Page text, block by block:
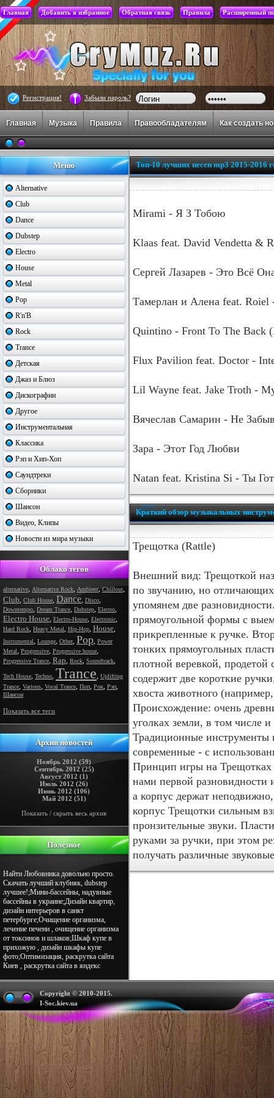
Главная Добавить в избранное Обратная связь Правила Расширенный
Регистрация! Забыли пароль?
Главная Музыка Правила Правообладателям Как создать
Меню
Alternative
Club
Dance
Dubstep
Electro
House
Metal
Pop
R'n'B
Rock
Trance
Детская
Джаз и Блюз
Дискографии
Другое
Инструментальная
Классика
Рэп и Хип-Хоп
Саундтреки
Сборники
Шансон
Видео, Клипы
Новости из мира музыки
Облако тегов
alternative, Alternative Rock, Ambient, Chillout,
Club, Club House, Dance, Disco,
Downtempo, Dream Trance, Dubstep, Electro,
Electro House, Electro-House, Electronic,
Hard Rock, Heavy Metal, Hip-Hop, House,
Instrumental, Lounge, Other, Pop, Power
Metal, Progressive, Progressive house,
Progressive Trance, Rap, Rock, Soundtrack,
Tech House, Techno, Trance, Uplifting
Trance, Various, Vocal Trance, Поп, Рок, Рэп,
Шансон
Показать все теги
Архив новостей
Ноябрь 2012 (59)
Сентябрь 2012 (25)
Август 2012 (1)
Июль 2012 (26)
Июнь 2012 (106)
Май 2012 (51)
Показать / скрыть весь архив
Полезное
Найти Любовника довольно просто.
Скачать лучший клубняк, dubstep
лучшее!;Мини-бассейны, надувные
бассейны в украине;Дизайн квартир,
дизайн интерьеров в санкт
петербурге;Очищение организма,
лечение печени , очищение организма
от токсинов и шлаков;Шкаф купе в
прихожую , дизайн шкафы купе
фото;Оптимизация, раскрутка сайта
Киев , раскрутка сайта в яндекс
Топ-10 лучших песен mp3 2015-2016
Mirami - Я З Тобою
Klaas feat. David Vendetta &
Сергей Лазарев - Это Всё
Тамерлан и Алена feat.
Quintino - Front To The Back
Flux Pavilion feat. Doctor -
Lil Wayne feat. Jake Troth -
Вячеслав Самарин - Не
Зара - Этот Год Любви
Natan feat. Kristina Si - Ты
Краткий обзор музыкальных
Трещотка (Rattle)
Внешний вид: Трещоткой
по звучанию, но
упомянем две
прямоугольной формы с
прикрепленные к ручке.
тонких прямоугольных
плотной веревкой, продетой
содержит две короткие
хвоста животного
Происхождение: очень
уголках земли, в том числе
Традиционные инструменты
современные - с
Принцип игры на Трещотках
нами первой разновидности
а корпус держат
корпус Трещотки сильным
пронзительные звуки.
руками за ручки, при этом
получать различные
Copyright © 2010-2015.
I-Soc.kiev.ua